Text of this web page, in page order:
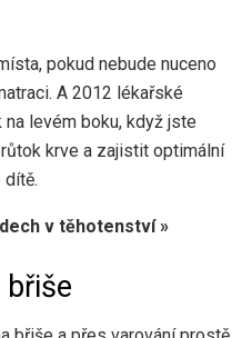
pokud nebude nuceno
A 2012 lékařské
na levém boku, když jste
krve a zajistit optimální
dítě.
v těhotenství »